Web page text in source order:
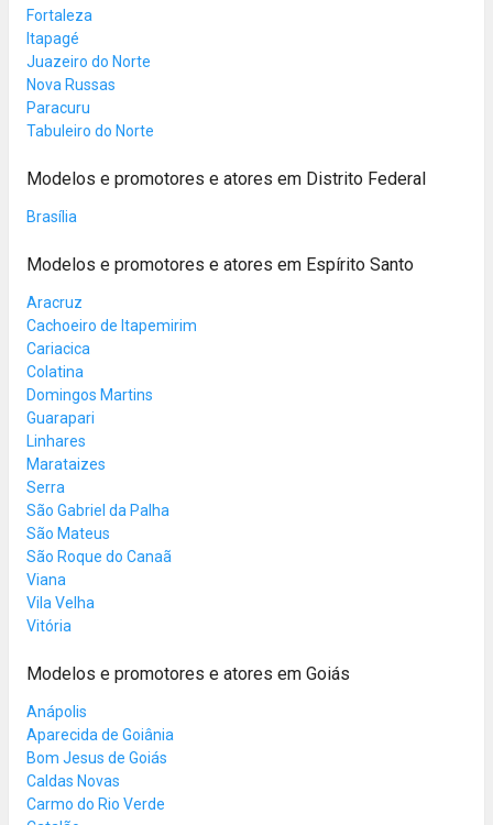
Fortaleza
Itapagé
Juazeiro do Norte
Nova Russas
Paracuru
Tabuleiro do Norte
Modelos e promotores e atores em Distrito Federal
Brasília
Modelos e promotores e atores em Espírito Santo
Aracruz
Cachoeiro de Itapemirim
Cariacica
Colatina
Domingos Martins
Guarapari
Linhares
Marataizes
Serra
São Gabriel da Palha
São Mateus
São Roque do Canaã
Viana
Vila Velha
Vitória
Modelos e promotores e atores em Goiás
Anápolis
Aparecida de Goiânia
Bom Jesus de Goiás
Caldas Novas
Carmo do Rio Verde